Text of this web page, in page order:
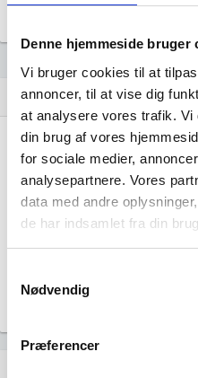
Denne hjemmeside bruger
Vi bruger cookies til at
annoncer, til at vise dig
at analysere vores trafik. Vi
din brug af vores
for sociale medier,
analysepartnere. Vores
data med andre
de har indsamlet fra din
Nødvendig
Præferencer
bar_chart Nye og ophørte
0
30